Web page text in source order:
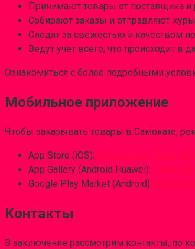
Принимают товары от поставщика и
Собирают заказы и отправляют
Следят за свежестью и качеством
Ведут учет всего, что происходит в
Ознакомиться с более подробными
Мобильное приложение
Чтобы заказывать товары в Самокате,
App Store (iOS):
App Gallery (Android Huawei):
Google Play Market (Android):
Контакты
В заключение рассмотрим контакты, по